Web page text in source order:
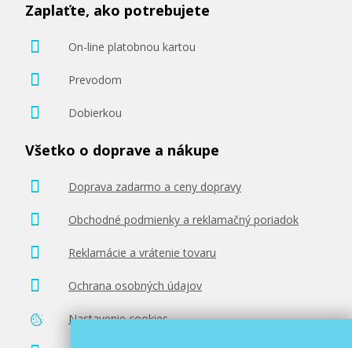
Zaplaťte, ako potrebujete
On-line platobnou kartou
Prevodom
Dobierkou
Všetko o doprave a nákupe
Doprava zadarmo a ceny dopravy
Obchodné podmienky a reklamačný poriadok
Reklamácie a vrátenie tovaru
Ochrana osobných údajov
Nastavenie cookies